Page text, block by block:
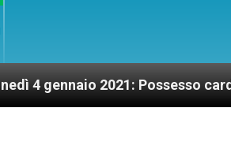
2021: Possesso cardinalizio